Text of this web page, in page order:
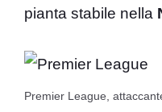
pianta stabile nella
Premier League,